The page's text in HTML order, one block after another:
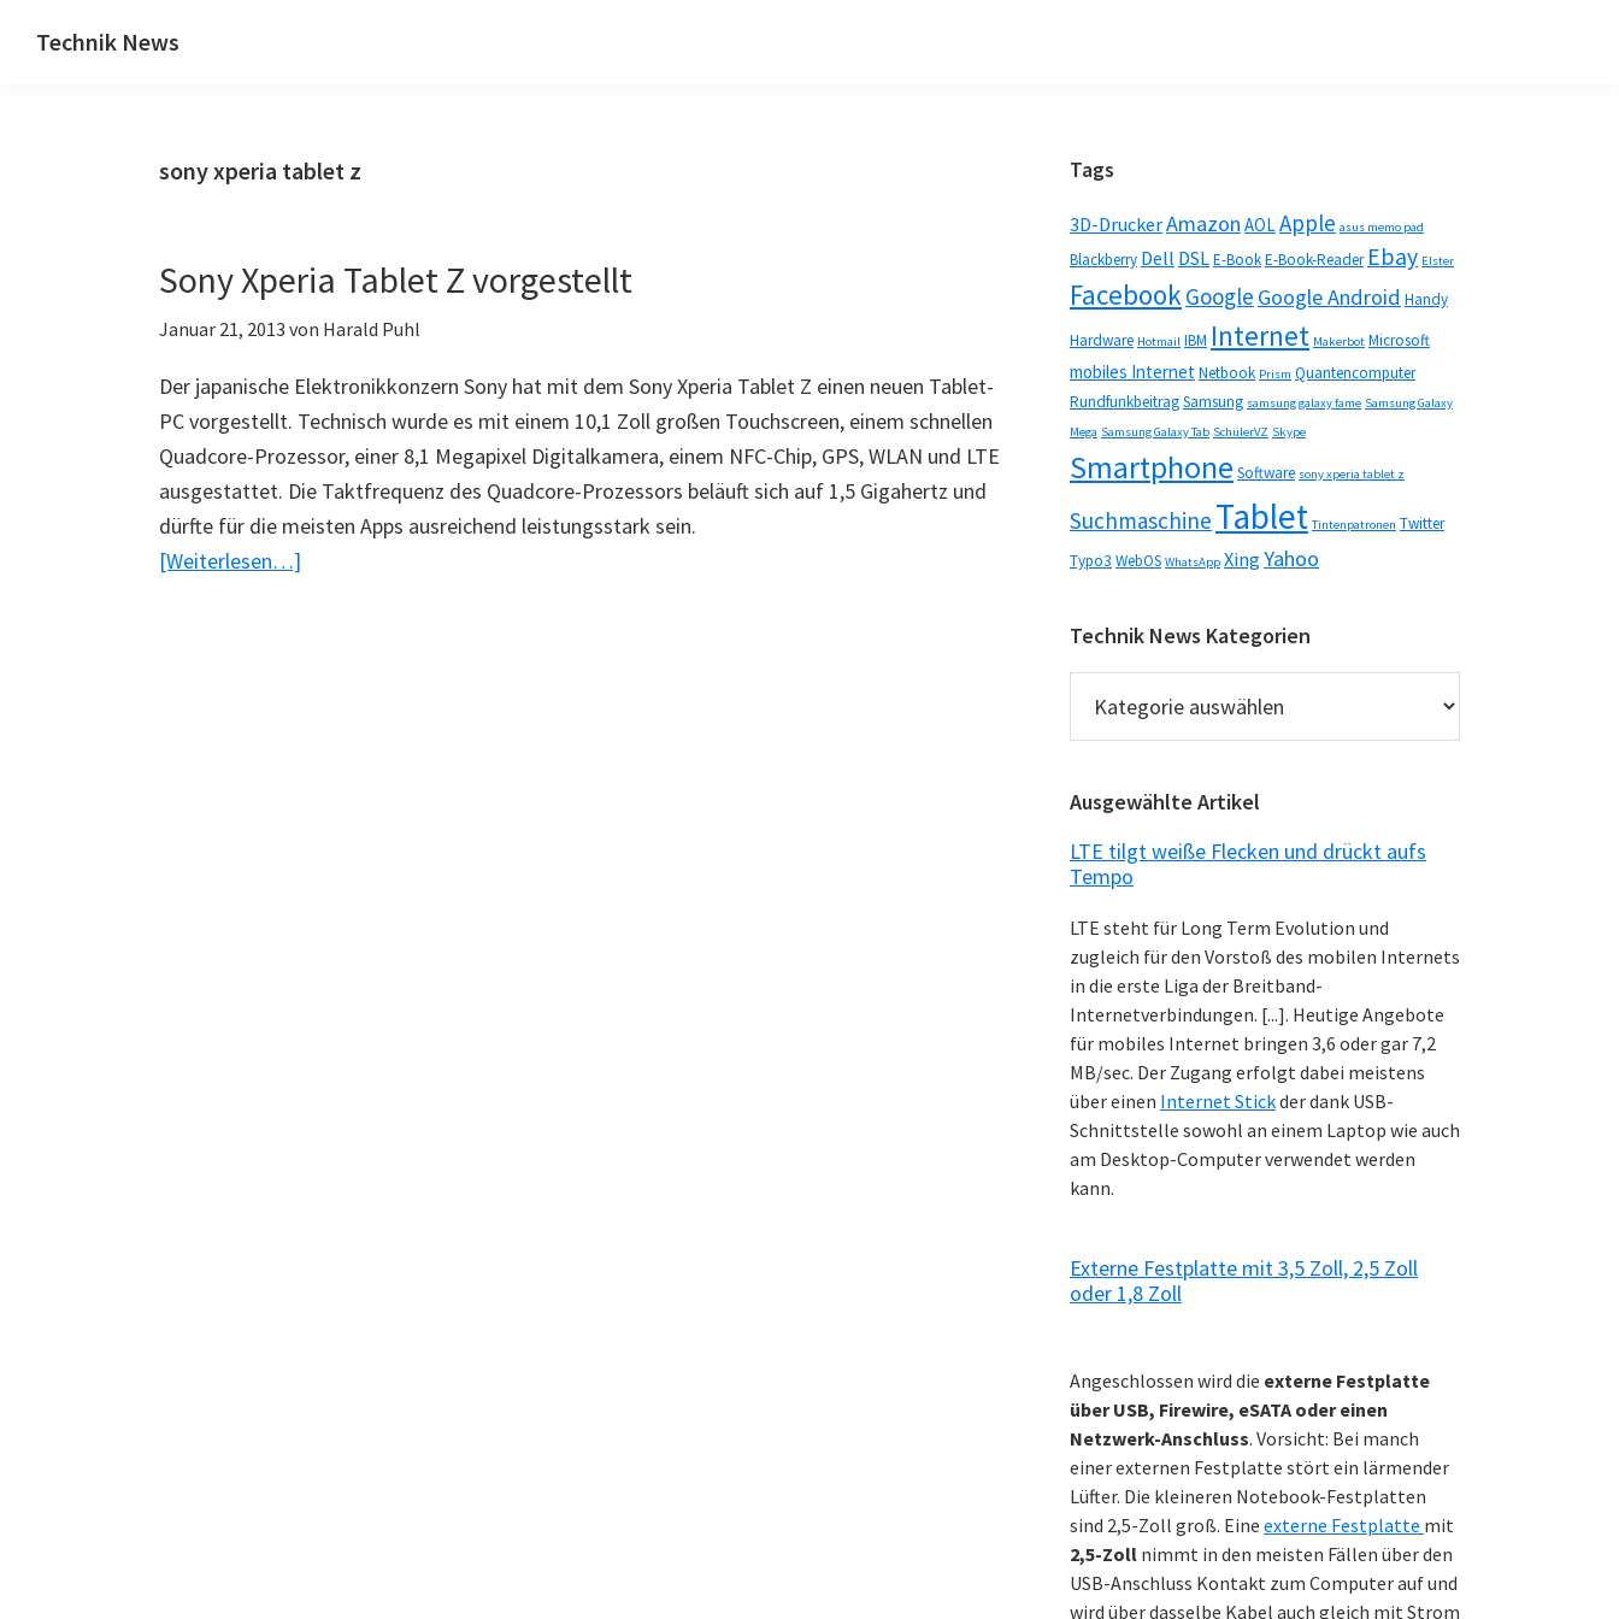
Inhalt
Seitenspalte
Technik News
sony xperia tablet z
Sony Xperia Tablet Z vorgestellt
Januar 21, 2013 von Harald Puhl
Der japanische Elektronikkonzern Sony hat mit dem Sony Xperia Tablet Z einen neuen Tablet-
PC vorgestellt. Technisch wurde es mit einem 10,1 Zoll großen Touchscreen, einem schnellen
Quadcore-Prozessor, einer 8,1 Megapixel Digitalkamera, einem NFC-Chip, GPS, WLAN und LTE
ausgestattet. Die Taktfrequenz des Quadcore-Prozessors beläuft sich auf 1,5 Gigahertz und
dürfte für die meisten Apps ausreichend leistungsstark sein.
[Weiterlesen…]
Seitenspalte
Tags
3D-DruckerAmazon AOLApple asus memo pad
Blackberry Dell DSLE-BookE-Book-Reader Ebay Elster
FacebookGoogle Google Android Handy
Hardware Hotmail IBM Internet Makerbot Microsoft
mobiles InternetNetbook Prism Quantencomputer
RundfunkbeitragSamsung samsung galaxy fame Samsung Galaxy
Mega Samsung Galaxy Tab SchülerVZ Skype
Smartphone Software sony xperia tablet z
Suchmaschine Tablet Tintenpatronen Twitter
Typo3 WebOS WhatsApp XingYahoo
Technik News Kategorien
News
Kategorien
Ausgewählte Artikel
LTE tilgt weiße Flecken und drückt aufs
Tempo
LTE steht für Long Term Evolution und
zugleich für den Vorstoß des mobilen Internets
in die erste Liga der Breitband-
Internetverbindungen. [...]. Heutige Angebote
für mobiles Internet bringen 3,6 oder gar 7,2
MB/sec. Der Zugang erfolgt dabei meistens
über einen Internet Stickder dank USB-
Schnittstelle sowohl an einem Laptop wie auch
am Desktop-Computer verwendet werden
kann.
Externe Festplatte mit 3,5 Zoll, 2,5 Zoll
oder 1,8 Zoll
Angeschlossen wird die externe Festplatte
über USB, Firewire, eSATA oder einen
Netzwerk-Anschluss. Vorsicht: Bei manch
einer externen Festplatte stört ein lärmender
Lüfter. Die kleineren Notebook-Festplatten
sind 2,5-Zoll groß. Eine externe Festplatte mit
2,5-Zoll nimmt in den meisten Fällen über den
USB-Anschluss Kontakt zum Computer auf und
wird über dasselbe Kabel auch gleich mit Strom